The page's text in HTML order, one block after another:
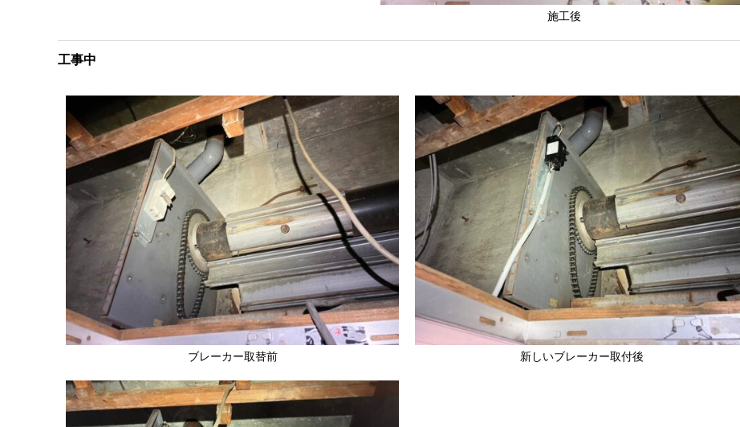
施工後
工事中
ブレーカー取替前 新しいブレーカー取付後